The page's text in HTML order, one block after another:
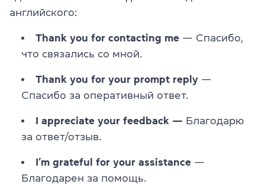
английского:
Thank you for contacting me — Спасибо,
что связались со мной.
Thank you for your prompt reply —
Спасибо за оперативный ответ.
I appreciate your feedback — Благодарю
за ответ/отзыв.
I’m grateful for your assistance —
Благодарен за помощь.